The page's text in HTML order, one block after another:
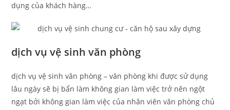
dụng của khách hàng…
dịch vụ vệ sinh văn phòng
dịch vụ vệ sinh văn phòng – văn phòng khi được sử dụng
lâu ngày sẽ bị bẩn làm không gian làm việc trở nên ngột
ngạt bởi không gian làm việc của nhân viên văn phòng chủ